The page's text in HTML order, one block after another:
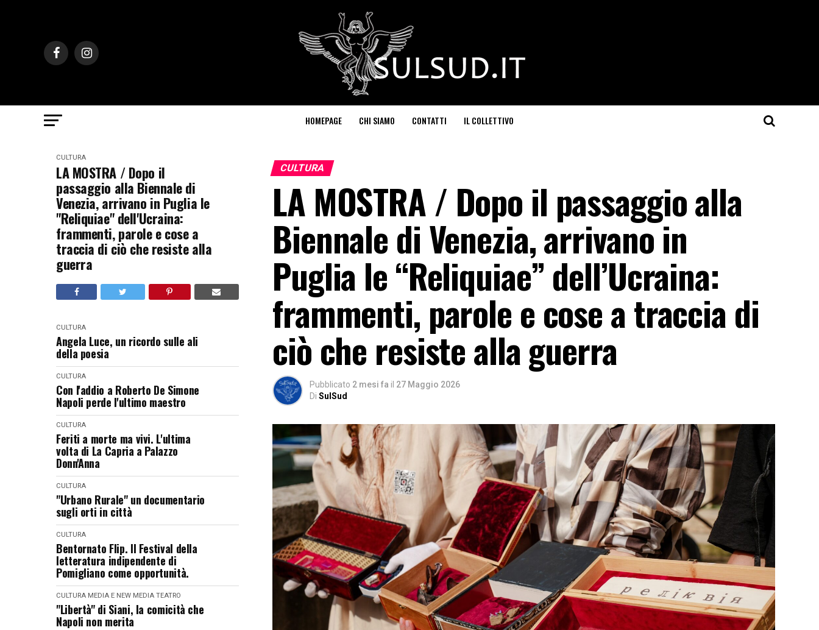
HOMEPAGE CHI SIAMO CONTATTI IL COLLETTIVO
CULTURA
LA MOSTRA / Dopo il
passaggio alla Biennale di
Venezia, arrivano in Puglia le
"Reliquiae" dell'Ucraina:
frammenti, parole e cose a
traccia di ciò che resiste alla
guerra
CULTURA
Angela Luce, un ricordo sulle ali
della poesia
CULTURA
Con l'addio a Roberto De Simone
Napoli perde l'ultimo maestro
CULTURA
Feriti a morte ma vivi. L'ultima
volta di La Capria a Palazzo
Donn'Anna
CULTURA
"Urbano Rurale" un documentario
sugli orti in città
CULTURA
Bentornato Flip. Il Festival della
letteratura indipendente di
Pomigliano come opportunità.
CULTURA MEDIA E NEW MEDIA TEATRO
"Libertà" di Siani, la comicità che
Napoli non merita
CULTURA
LA MOSTRA / Dopo il passaggio alla
Biennale di Venezia, arrivano in
Puglia le “Reliquiae” dell’Ucraina:
frammenti, parole e cose a traccia di
ciò che resiste alla guerra
Pubblicato 2 mesi fa il 27 Maggio 2026
Di SulSud